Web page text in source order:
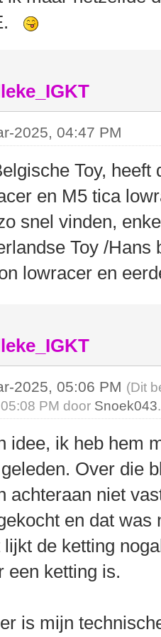
2025, 04:47 PM
Toy,
en M5 tica
snel vinden,
Toy /Hans
lowracer en
2025, 05:06 PM (Dit
PM door Snoek043
idee, ik heb hem
Over die
achteraan niet
en dat
lijkt de ketting
een ketting is.
is mijn